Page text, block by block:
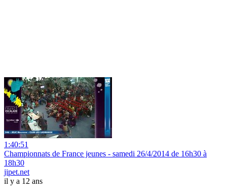
1:40:51
Championnats de France jeunes - samedi 26/4/2014 de 16h30 à
18h30
jipet.net
il y a 12 ans